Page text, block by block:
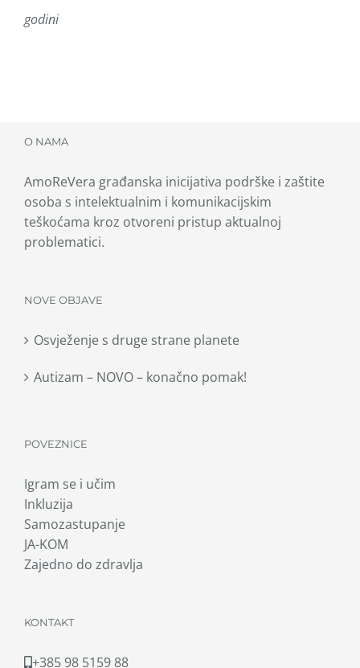
godini
O NAMA
AmoReVera građanska inicijativa podrške i zaštite
osoba s intelektualnim i komunikacijskim
teškoćama kroz otvoreni pristup aktualnoj
problematici.
NOVE OBJAVE
Osvježenje s druge strane planete
Autizam – NOVO – konačno pomak!
POVEZNICE
Igram se i učim
Inkluzija
Samozastupanje
JA-KOM
Zajedno do zdravlja
KONTAKT
+385 98 5159 88